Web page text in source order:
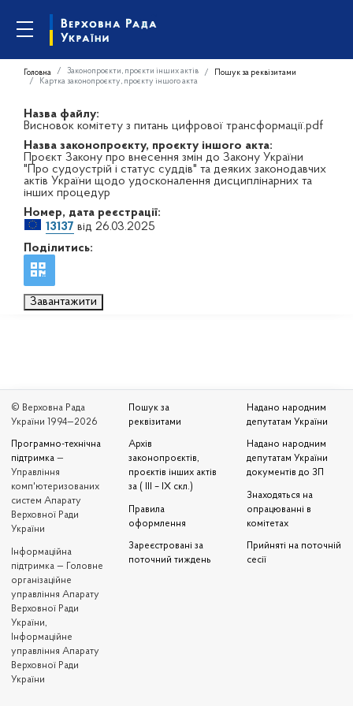
Головна Законопроєкти, проєкти інших актів
Пошук за реквізитами
Картка законопроєкту, проєкту іншого акта
Назва файлу:
Висновок комітету з питань цифрової трансформації.pdf
Назва законопроєкту, проєкту іншого акта:
Проєкт Закону про внесення змін до Закону України
"Про судоустрій і статус суддів" та деяких законодавчих
актів України щодо удосконалення дисциплінарних та
інших процедур
Номер, дата реєстрації:
13137 від 26.03.2025
Поділитись:
Завантажити
© Верховна Рада
України 1994—2026
Програмно-технічна
підтримка —
Управління
комп'ютеризованих
систем Апарату
Верховної Ради
України
Iнформаційна
підтримка — Головне
організаційне
управління Апарату
Верховної Ради
України,
Інформаційне
управління Апарату
Верховної Ради
України
Пошук за
реквізитами
Архів
законопроєктів,
проєктів інших актів
за ( III – IX скл.)
Правила
оформлення
Зареєстровані за
поточний тиждень
Надано народним
депутатам України
Надано народним
депутатам України
документів до ЗП
Знаходяться на
опрацюванні в
комітетах
Прийняті на поточній
сесії